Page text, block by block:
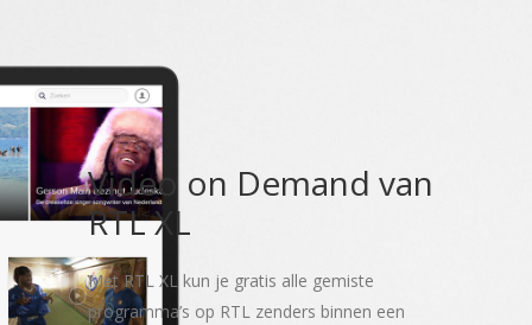
Video on Demand van
RTL XL
Met RTL XL kun je gratis alle gemiste
programma’s op RTL zenders binnen een